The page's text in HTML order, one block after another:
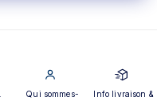
Qui sommes-
Info livraison &